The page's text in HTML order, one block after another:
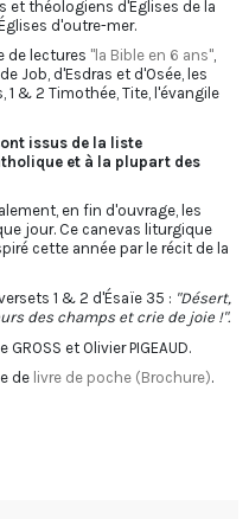
et théologiens d'Églises de la
d'outre-mer.
de lectures "la Bible en 6 ans",
Job, d'Esdras et d'Osée, les
& 2 Timothée, Tite, l'évangile
issus de la liste
et à la plupart des
en fin d'ouvrage, les
jour. Ce canevas liturgique
cette année par le récit de la
1 & 2 d'Ésaïe 35 : "Désert,
des champs et crie de joie !".
et Olivier PIGEAUD.
de livre de poche (Brochure).